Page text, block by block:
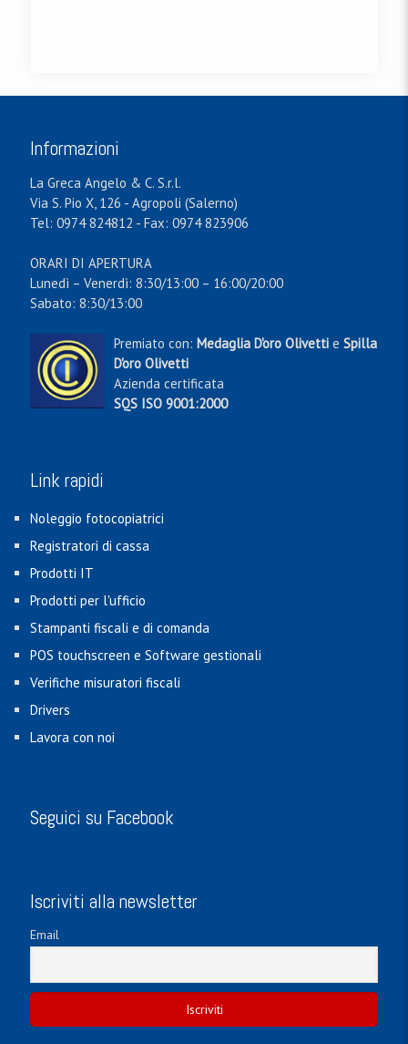
Informazioni
La Greca Angelo & C. S.r.l.
Via S. Pio X, 126 - Agropoli (Salerno)
Tel: 0974 824812 - Fax: 0974 823906
ORARI DI APERTURA
Lunedì – Venerdì: 8:30/13:00 – 16:00/20:00
Sabato: 8:30/13:00
Premiato con: Medaglia D'oro Olivetti e Spilla
D'oro Olivetti
Azienda certificata
SQS ISO 9001:2000
Link rapidi
Noleggio fotocopiatrici
Registratori di cassa
Prodotti IT
Prodotti per l'ufficio
Stampanti fiscali e di comanda
POS touchscreen e Software gestionali
Verifiche misuratori fiscali
Drivers
Lavora con noi
Seguici su Facebook
Iscriviti alla newsletter
Email